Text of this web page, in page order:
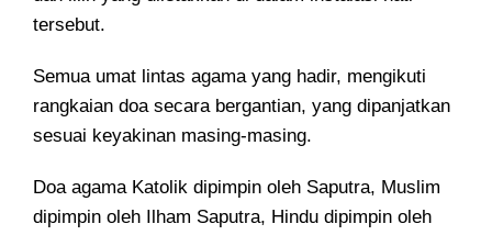
tersebut.
Semua umat lintas agama yang hadir, mengikuti
rangkaian doa secara bergantian, yang dipanjatkan
sesuai keyakinan masing-masing.
Doa agama Katolik dipimpin oleh Saputra, Muslim
dipimpin oleh Ilham Saputra, Hindu dipimpin oleh